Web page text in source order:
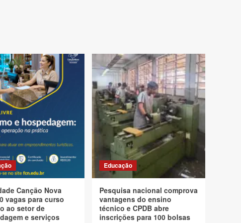
Canção Nova
vagas para curso
ao setor de
e serviços
Educação
Pesquisa nacional comprova
vantagens do ensino
técnico e CPDB abre
inscrições para 100 bolsas